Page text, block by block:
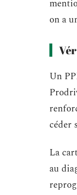
on a
Un
céder
La
au